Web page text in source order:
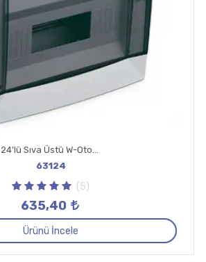
24'lü Sıva Üstü W-Otomat Kutusu
63124
(5)
635,40
Ürünü İncele